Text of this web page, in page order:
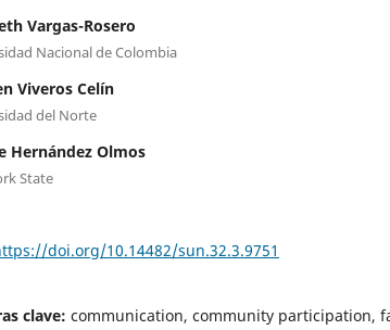
Vargas-Rosero
Nacional de Colombia
Viveros Celín
del Norte
Hernández Olmos
State
doi.org/10.14482/sun.32.3.9751
clave: communication, community participation,